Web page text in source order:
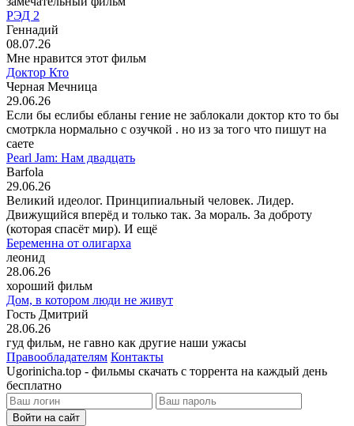
РЭД 2
Геннадий
08.07.26
Мне нравится этот фильм
Доктор Кто
Черная Мечница
29.06.26
Если бы еслибы ебланы гение не заблокали доктор кто то бы
смотркла нормально с озучкой . но из за того что пишут на
саете
Pearl Jam: Нам двадцать
Barfola
29.06.26
Великий идеолог. Принципиальный человек. Лидер.
Движущийся вперёд и только так. За мораль. За доброту
(которая спасёт мир). И ещё
Беременна от олигарха
леонид
28.06.26
хороший фильм
Дом, в котором люди не живут
Гость Дмитрий
28.06.26
гуд фильм, не гавно как другие наши ужасы
Правообладателям Контакты
Ugorinicha.top - фильмы скачать с торрента на каждый день
бесплатно
Войти на сайт